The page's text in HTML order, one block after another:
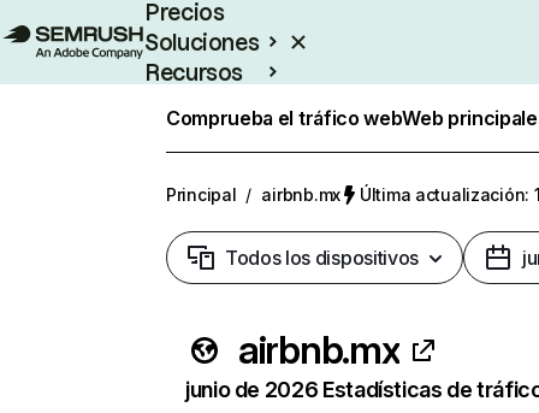
Precios
Soluciones
Recursos
Comprueba el tráfico webWeb
Principal / airbnb.mx Última actualización:
Todos los dispositivos
airbnb.mx
junio de 2026 Estadísticas de